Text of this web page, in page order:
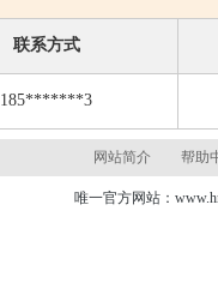
联系方式
185*******3
网站简介 帮助
唯一官方网站：